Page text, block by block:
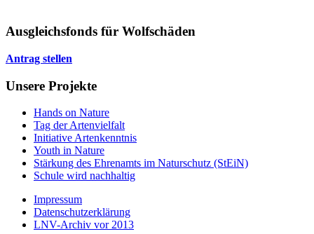
Ausgleichsfonds für Wolfschäden
Antrag stellen
Unsere Projekte
Hands on Nature
Tag der Artenvielfalt
Initiative Artenkenntnis
Youth in Nature
Stärkung des Ehrenamts im Naturschutz (StEiN)
Schule wird nachhaltig
Impressum
Datenschutzerklärung
LNV-Archiv vor 2013